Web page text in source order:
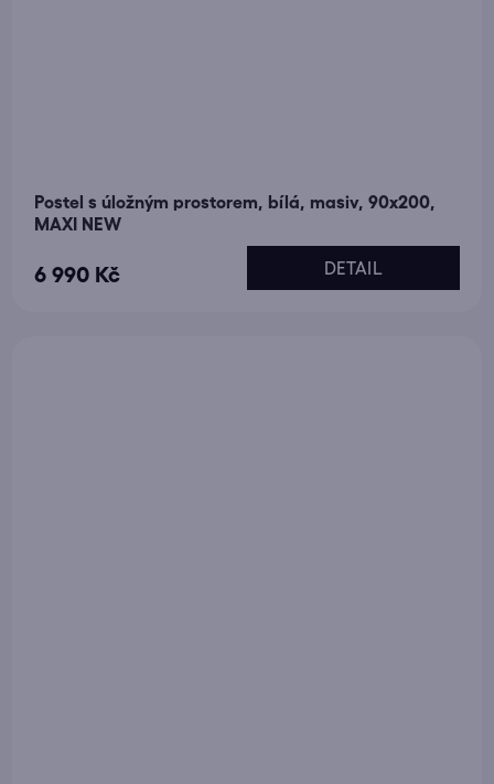
Postel s úložným prostorem, bílá, masiv, 90x200,
MAXI NEW
6 990 Kč DETAIL